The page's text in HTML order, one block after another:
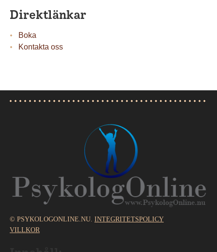
Direktlänkar
Boka
Kontakta oss
© PSYKOLOGONLINE.NU. INTEGRITETSPOLICY
VILLKOR